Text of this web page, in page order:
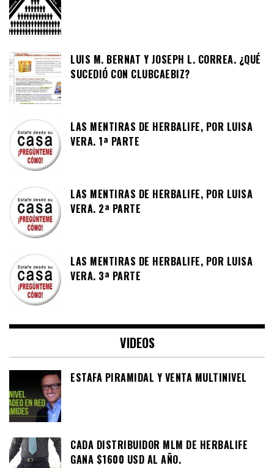
LUIS M. BERNAT Y JOSEPH L. CORREA. ¿QUÉ
SUCEDIÓ CON CLUBCAEBIZ?
LAS MENTIRAS DE HERBALIFE, POR LUISA
VERA. 1ª PARTE
LAS MENTIRAS DE HERBALIFE, POR LUISA
VERA. 2ª PARTE
LAS MENTIRAS DE HERBALIFE, POR LUISA
VERA. 3ª PARTE
VIDEOS
ESTAFA PIRAMIDAL Y VENTA MULTINIVEL
CADA DISTRIBUIDOR MLM DE HERBALIFE
GANA $1600 USD AL AÑO.